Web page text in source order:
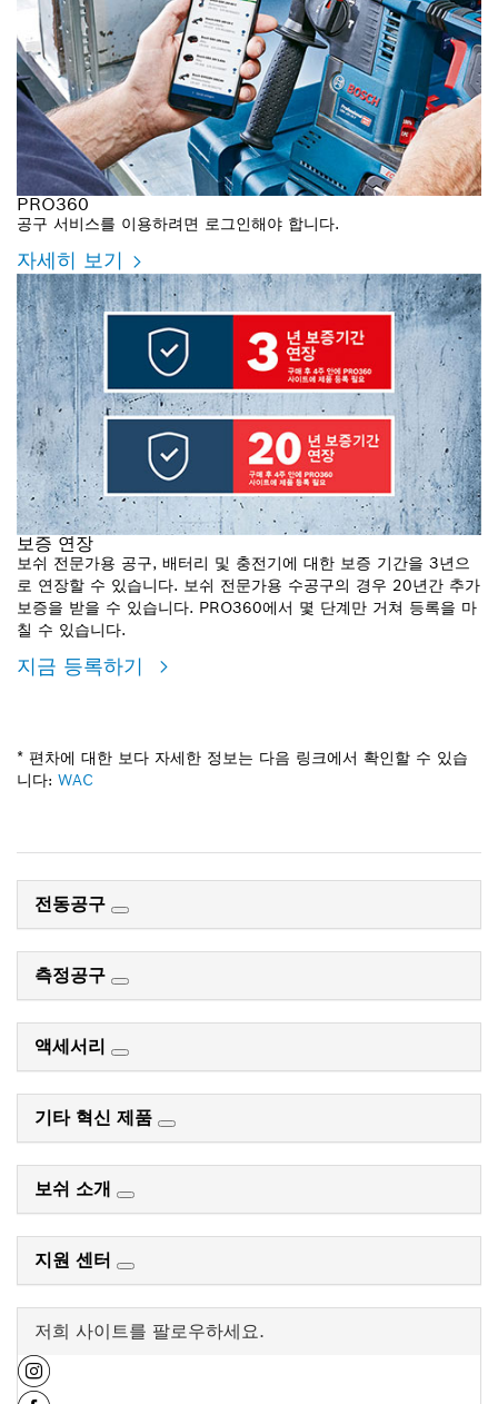
PRO360
공구 서비스를 이용하려면 로그인해야 합니다.
자세히 보기
보증 연장
보쉬 전문가용 공구, 배터리 및 충전기에 대한 보증 기간을 3년으
로 연장할 수 있습니다. 보쉬 전문가용 수공구의 경우 20년간 추가
보증을 받을 수 있습니다. PRO360에서 몇 단계만 거쳐 등록을 마
칠 수 있습니다.
지금 등록하기
* 편차에 대한 보다 자세한 정보는 다음 링크에서 확인할 수 있습
니다: WAC
전동공구
측정공구
액세서리
기타 혁신 제품
보쉬 소개
지원 센터
저희 사이트를 팔로우하세요.